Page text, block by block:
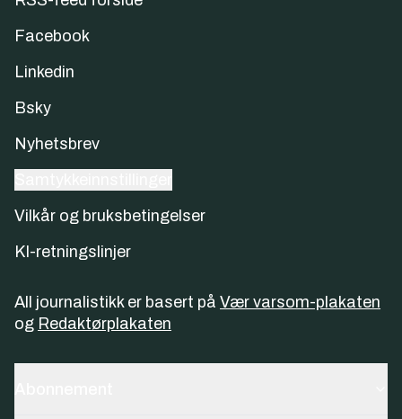
Facebook
Linkedin
Bsky
Nyhetsbrev
Vilkår og bruksbetingelser
KI-retningslinjer
All journalistikk er basert på Vær varsom-plakaten
og Redaktørplakaten